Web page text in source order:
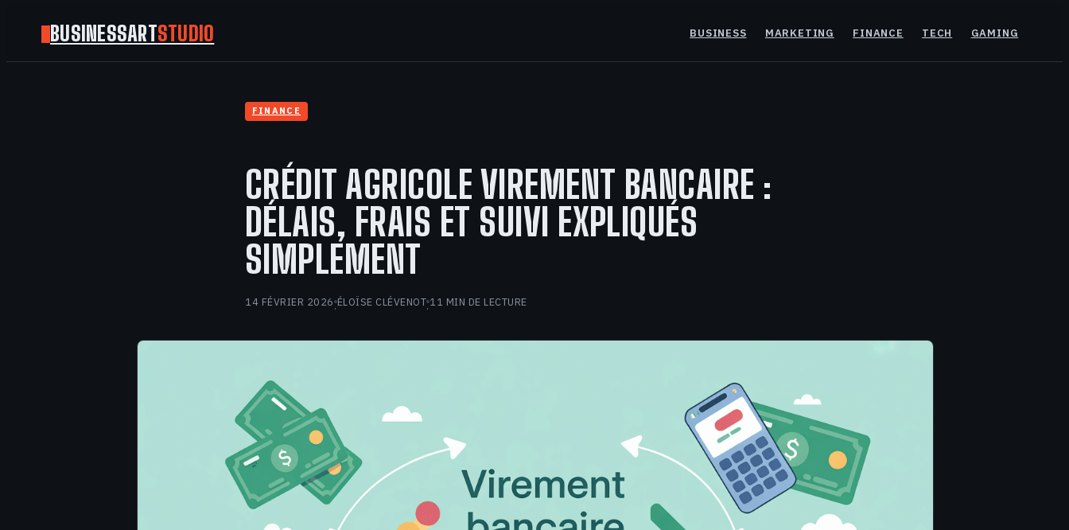
BUSINESSARTSTUDIO BUSINESS MARKETING FINANCE TECH GAMING
FINANCE
CRÉDIT AGRICOLE VIREMENT BANCAIRE :
DÉLAIS, FRAIS ET SUIVI EXPLIQUÉS
SIMPLEMENT
14 FÉVRIER 2026·ÉLOÏSE CLÉVENOT·11 MIN DE LECTURE